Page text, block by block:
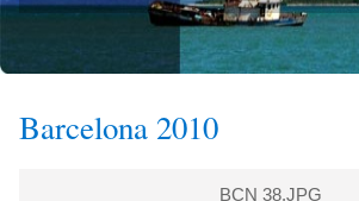
Barcelona 2010
BCN 38.JPG